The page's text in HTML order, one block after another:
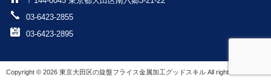
03-6423-2855
03-6423-2895
Copyright © 2026 東京大田区の旋盤フライス金属加工グッドスキル All rights Reserved.